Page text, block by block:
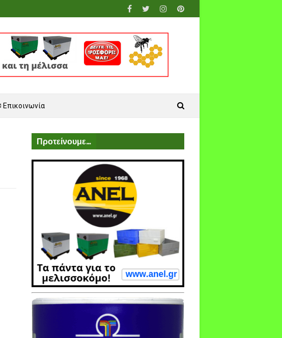
Επικοινωνία
Προτείνουμε...